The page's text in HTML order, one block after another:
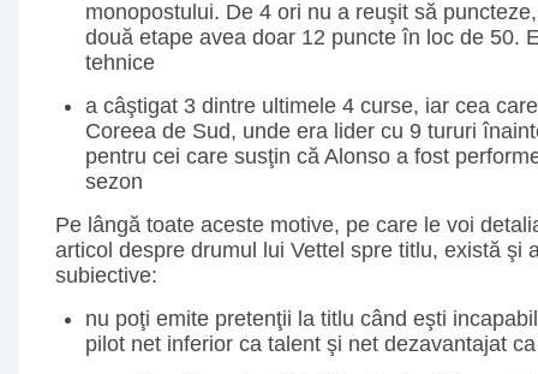
monopostului. De 4 ori nu a reuşit să
două etape avea doar 12 puncte în loc de 50.
tehnice
a câştigat 3 dintre ultimele 4 curse, iar cea
Coreea de Sud, unde era lider cu 9 tururi
pentru cei care susţin că Alonso a fost
sezon
Pe lângă toate aceste motive, pe care le voi
articol despre drumul lui Vettel spre titlu, există şi
subiective:
nu poţi emite pretenţii la titlu când eşti
pilot net inferior ca talent şi net dezavantajat